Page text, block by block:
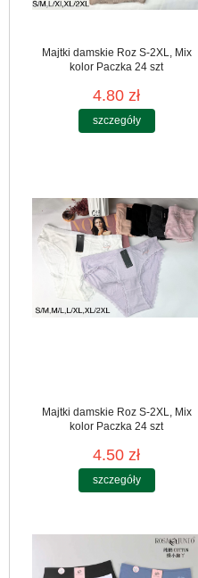
Majtki damskie Roz S-2XL, Mix
kolor Paczka 24 szt
4.80 zł
szczegóły
Majtki damskie Roz S-2XL, Mix
kolor Paczka 24 szt
4.50 zł
szczegóły